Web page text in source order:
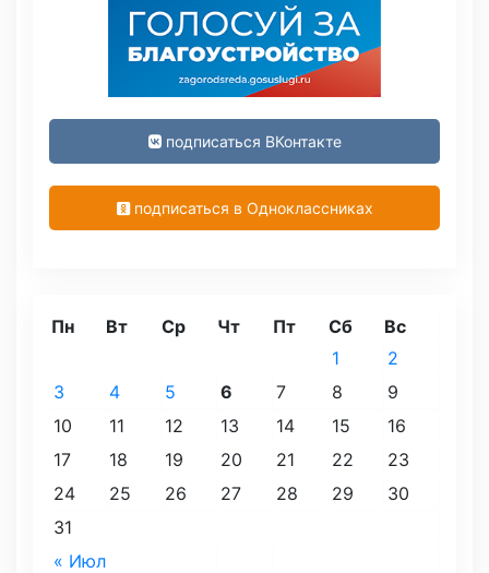
подписаться ВКонтакте
подписаться в Одноклассниках
Пн Вт Ср Чт Пт Сб Вс
« Июл
1
2
3
4 5 6 7 8
9
10
11 12 13 14 15
16
17
18 19 20 21 22
23
24
25 26 27 28 29
30
31